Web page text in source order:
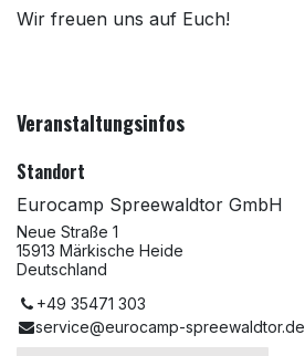
Wir freuen uns auf Euch!
Veranstaltungsinfos
Standort
Eurocamp Spreewaldtor GmbH
Neue Straße 1
15913 Märkische Heide
Deutschland
+49 35471 303
service@eurocamp-spreewaldtor.de